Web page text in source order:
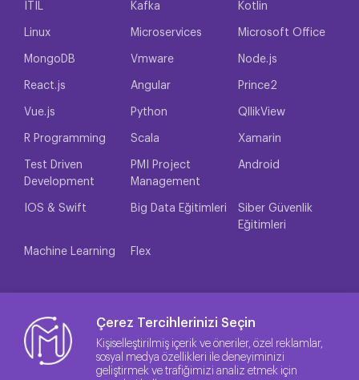
ITIL Kafka Kotlin
Linux Microservices Microsoft Office
MongoDB Vmware Node.js
React.js Angular Prince2
Vue.js Python QllikView
R Programming Scala Xamarin
Test Driven
Development
PMI Project
Management
Android
IOS & Swift Big Data Eğitimleri
Siber Güvenlik
Eğitimleri
Machine Learning Flex
Çerez Tercihlerinizi Seçin
Kişiselleştirilmiş içerik ve öneriler, özel reklamlar,
sosyal medya özellikleri ile deneyiminizi
geliştirmek ve trafiğimizi analiz etmek için